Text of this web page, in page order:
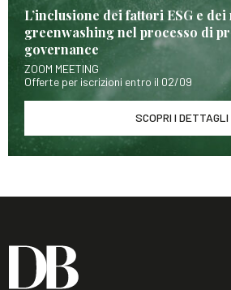
L’inclusione dei fattori ESG e
greenwashing nel processo di
governance
ZOOM MEETING
Offerte per iscrizioni entro il 02/09
SCOPRI I DETTAGLI